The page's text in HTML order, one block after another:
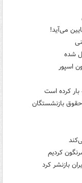
می‌آید!
شده
اسپور
کرده است
حقوق بازنشستگان
بازنشر کرد